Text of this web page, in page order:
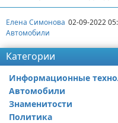
Елена Симонова 02-09-2022
Автомобили
Категории
Информационные
Автомобили
Знаменитости
Политика